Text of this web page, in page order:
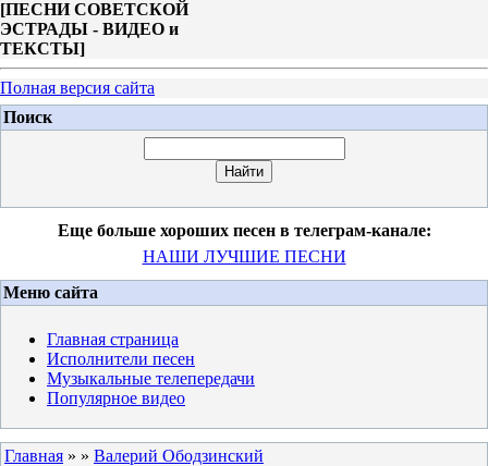
[ПЕСНИ СОВЕТСКОЙ
ЭСТРАДЫ - ВИДЕО и
ТЕКСТЫ]
Полная версия сайта
Поиск
Еще больше хороших песен в телеграм-канале:
НАШИ ЛУЧШИЕ ПЕСНИ
Меню сайта
Главная страница
Исполнители песен
Музыкальные телепередачи
Популярное видео
Главная » » Валерий Ободзинский